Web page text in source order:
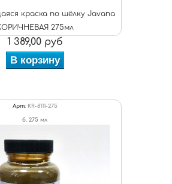
краска по шёлку Javana
275мл
1 389,00 руб
В корзину
Арт: KR-8111-275
б. 275 мл